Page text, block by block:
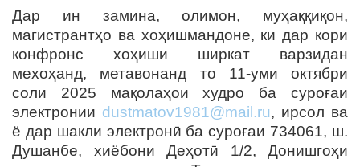
Дар ин замина, олимон, муҳаққиқон,
магистрантҳо ва хоҳишмандоне, ки дар кори
конфронс хоҳиши ширкат варзидан
мехоҳанд, метавонанд то 11-уми октябри
соли 2025 мақолаҳои худро ба суроғаи
электронии dustmatov1981@mail.ru, ирсол ва
ё дар шакли электронӣ ба суроғаи 734061, ш.
Душанбе, хиёбони Деҳотӣ 1/2, Донишгоҳи